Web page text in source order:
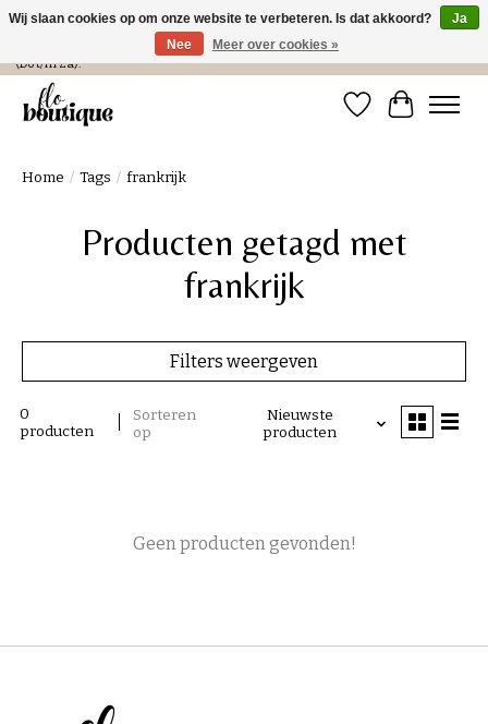
Verzending in NL € 4,99 en gratis bij een bestelling > € 100 of afhalen in de winkel
(Do t/m Za).
Verlanglijst
Home / Tags / frankrijk
Producten getagd met
frankrijk
Filters weergeven
0
producten
Sorteren
op
Nieuwste
producten
Geen producten gevonden!
Wij slaan cookies op om onze website te verbeteren. Is dat akkoord?
Ja
Nee
Meer over cookies »